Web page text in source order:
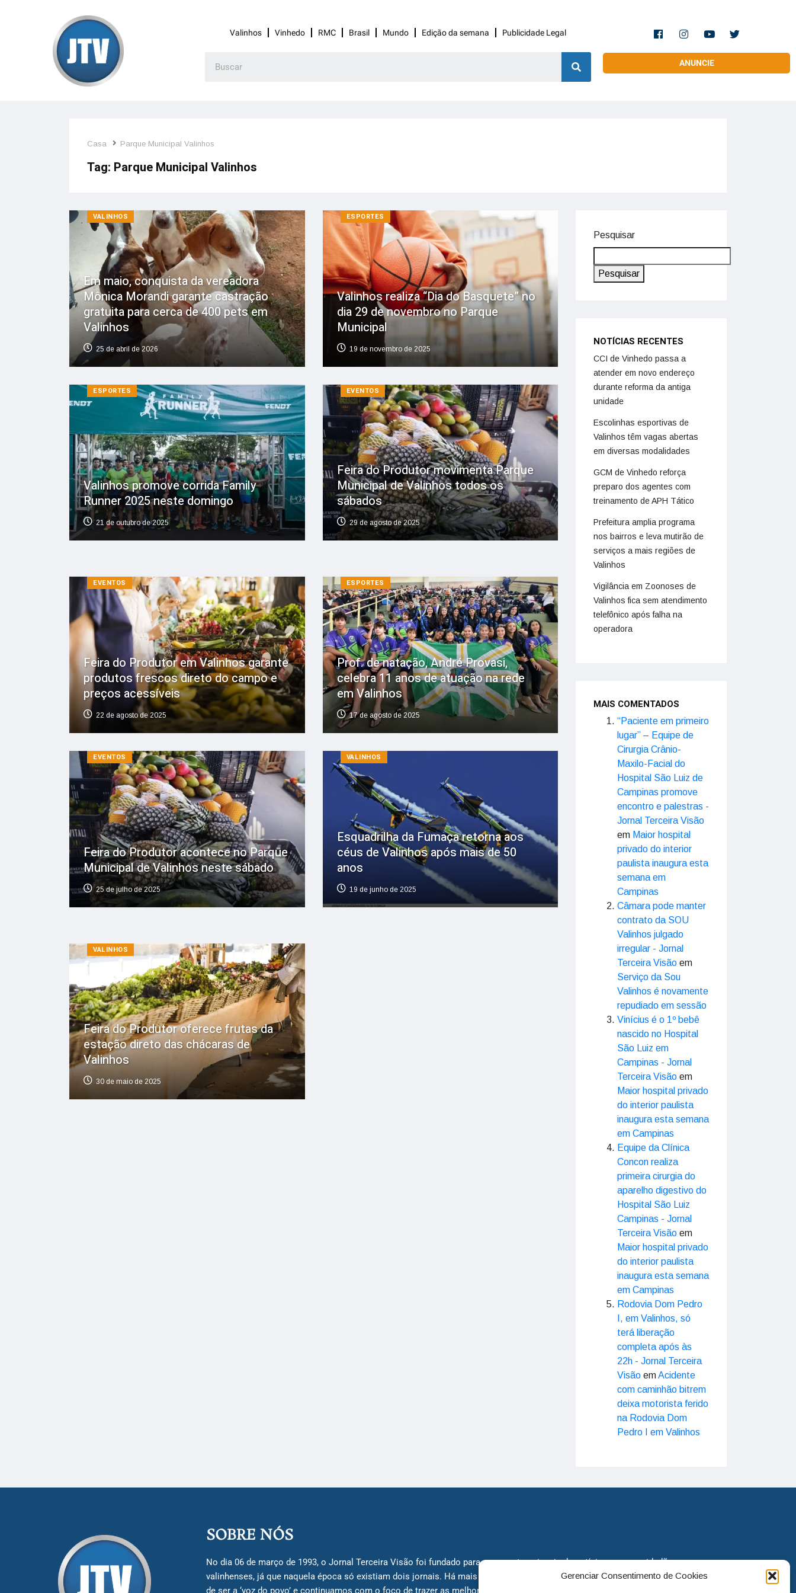
Gerenciar Consentimento de Cookies
Valinhos Vinhedo RMC Brasil Mundo Edição da semana Publicidade Legal
ANUNCIE
Casa Parque Municipal Valinhos
Tag: Parque Municipal Valinhos
VALINHOS
Em maio, conquista da vereadora
Mônica Morandi garante castração
gratuita para cerca de 400 pets em
Valinhos
25 de abril de 2026
ESPORTES
Valinhos realiza “Dia do Basquete” no
dia 29 de novembro no Parque
Municipal
19 de novembro de 2025
ESPORTES
Valinhos promove corrida Family
Runner 2025 neste domingo
21 de outubro de 2025
EVENTOS
Feira do Produtor movimenta Parque
Municipal de Valinhos todos os
sábados
29 de agosto de 2025
EVENTOS
Feira do Produtor em Valinhos garante
produtos frescos direto do campo e
preços acessíveis
22 de agosto de 2025
ESPORTES
Prof. de natação, André Provasi,
celebra 11 anos de atuação na rede
em Valinhos
17 de agosto de 2025
EVENTOS
Feira do Produtor acontece no Parque
Municipal de Valinhos neste sábado
25 de julho de 2025
VALINHOS
Esquadrilha da Fumaça retorna aos
céus de Valinhos após mais de 50
anos
19 de junho de 2025
VALINHOS
Feira do Produtor oferece frutas da
estação direto das chácaras de
Valinhos
30 de maio de 2025
Pesquisar
Pesquisar
NOTÍCIAS RECENTES
CCI de Vinhedo passa a
atender em novo endereço
durante reforma da antiga
unidade
Escolinhas esportivas de
Valinhos têm vagas abertas
em diversas modalidades
GCM de Vinhedo reforça
preparo dos agentes com
treinamento de APH Tático
Prefeitura amplia programa
nos bairros e leva mutirão de
serviços a mais regiões de
Valinhos
Vigilância em Zoonoses de
Valinhos fica sem atendimento
telefônico após falha na
operadora
MAIS COMENTADOS
“Paciente em primeiro
lugar” – Equipe de
Cirurgia Crânio-
Maxilo-Facial do
Hospital São Luiz de
Campinas promove
encontro e palestras -
Jornal Terceira Visão
em Maior hospital
privado do interior
paulista inaugura esta
semana em
Campinas
Câmara pode manter
contrato da SOU
Valinhos julgado
irregular - Jornal
Terceira Visão em
Serviço da Sou
Valinhos é novamente
repudiado em sessão
Vinícius é o 1º bebê
nascido no Hospital
São Luiz em
Campinas - Jornal
Terceira Visão em
Maior hospital privado
do interior paulista
inaugura esta semana
em Campinas
Equipe da Clínica
Concon realiza
primeira cirurgia do
aparelho digestivo do
Hospital São Luiz
Campinas - Jornal
Terceira Visão em
Maior hospital privado
do interior paulista
inaugura esta semana
em Campinas
Rodovia Dom Pedro
I, em Valinhos, só
terá liberação
completa após às
22h - Jornal Terceira
Visão emAcidente
com caminhão bitrem
deixa motorista ferido
na Rodovia Dom
Pedro I em Valinhos
SOBRE NÓS
No dia 06 de março de 1993, o Jornal Terceira Visão foi fundado para ser uma terceira via de notícias para os cidadãos
valinhenses, já que naquela época só existiam dois jornais. Há mais de 30 anos, o jornal continua assumindo o papel
de ser a ‘voz do povo’ e continuamos com o foco de trazer as melhores notícias. Nunca deixamos de lado as